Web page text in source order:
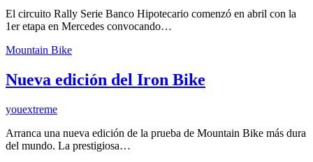
El circuito Rally Serie Banco Hipotecario comenzó en abril con la
1er etapa en Mercedes convocando…
Mountain Bike
Nueva edición del Iron Bike
youextreme
Arranca una nueva edición de la prueba de Mountain Bike más dura
del mundo. La prestigiosa…